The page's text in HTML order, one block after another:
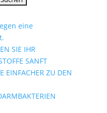
eine
SIE IHR
SANFT
EINFACHER ZU DEN